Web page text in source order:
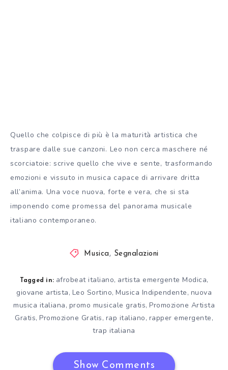
Quello che colpisce di più è la maturità artistica che
traspare dalle sue canzoni. Leo non cerca maschere né
scorciatoie: scrive quello che vive e sente, trasformando
emozioni e vissuto in musica capace di arrivare dritta
all’anima. Una voce nuova, forte e vera, che si sta
imponendo come promessa del panorama musicale
italiano contemporaneo.
Musica , Segnalazioni
Tagged in: afrobeat italiano, artista emergente Modica,
giovane artista, Leo Sortino, Musica Indipendente, nuova
musica italiana, promo musicale gratis, Promozione Artista
Gratis, Promozione Gratis, rap italiano, rapper emergente,
trap italiana
Show Comments